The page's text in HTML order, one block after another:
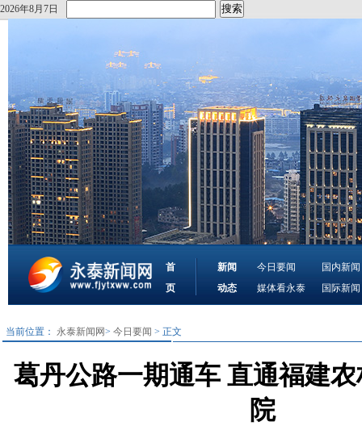
2026年8月7日
首
页
新闻
动态
今日要闻
媒体看永泰
国内新闻
国际新闻
当前位置： 永泰新闻网>今日要闻 > 正文
葛丹公路一期通车 直通福建
院